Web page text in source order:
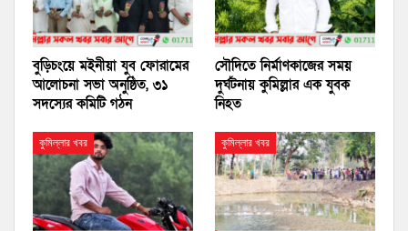
বুড়িচংয়ে মইনীয়া যুব ফোরামের
আলোচনা সভা অনুষ্ঠিত, ৩১
সদস্যের কমিটি গঠন
সৌদিতে নির্মাণকাজের সময়
দুর্ঘটনায় কুমিল্লার এক যুবক
নিহত
কুমিল্লার খবর কুমিল্লার খবর